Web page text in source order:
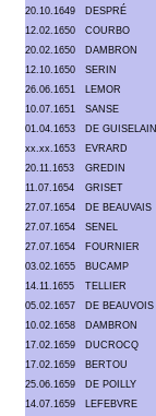
20.10.1649
DESPRÉ
12.02.1650
COURBO
20.02.1650
DAMBRON
12.10.1650
SERIN
26.06.1651
LEMOR
10.07.1651
SANSE
01.04.1653
DE GUISELAIN
xx.xx.1653
EVRARD
20.11.1653
GREDIN
11.07.1654
GRISET
27.07.1654
DE BEAUVAIS
27.07.1654
SENEL
27.07.1654
FOURNIER
03.02.1655
BUCAMP
14.11.1655
TELLIER
05.02.1657
DE BEAUVOIS
10.02.1658
DAMBRON
17.02.1659
DUCROCQ
17.02.1659
BERTOU
25.06.1659
DE POILLY
14.07.1659
LEFEBVRE